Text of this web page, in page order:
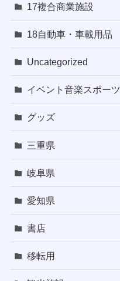
17複合商業施設
18自動車・車載用品
Uncategorized
イベント音楽スポーツ
グッズ
三重県
岐阜県
愛知県
書店
移転用